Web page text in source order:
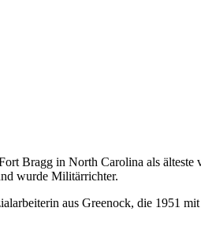
Bragg in North Carolina als
wurde Militärrichter.
aus Greenock, die 1951